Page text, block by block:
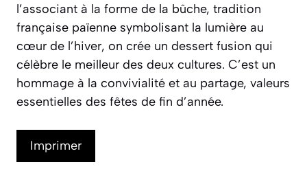
l’associant à la forme de la bûche, tradition
française païenne symbolisant la lumière au
cœur de l’hiver, on crée un dessert fusion qui
célèbre le meilleur des deux cultures. C’est un
hommage à la convivialité et au partage, valeurs
essentielles des fêtes de fin d’année.
Imprimer